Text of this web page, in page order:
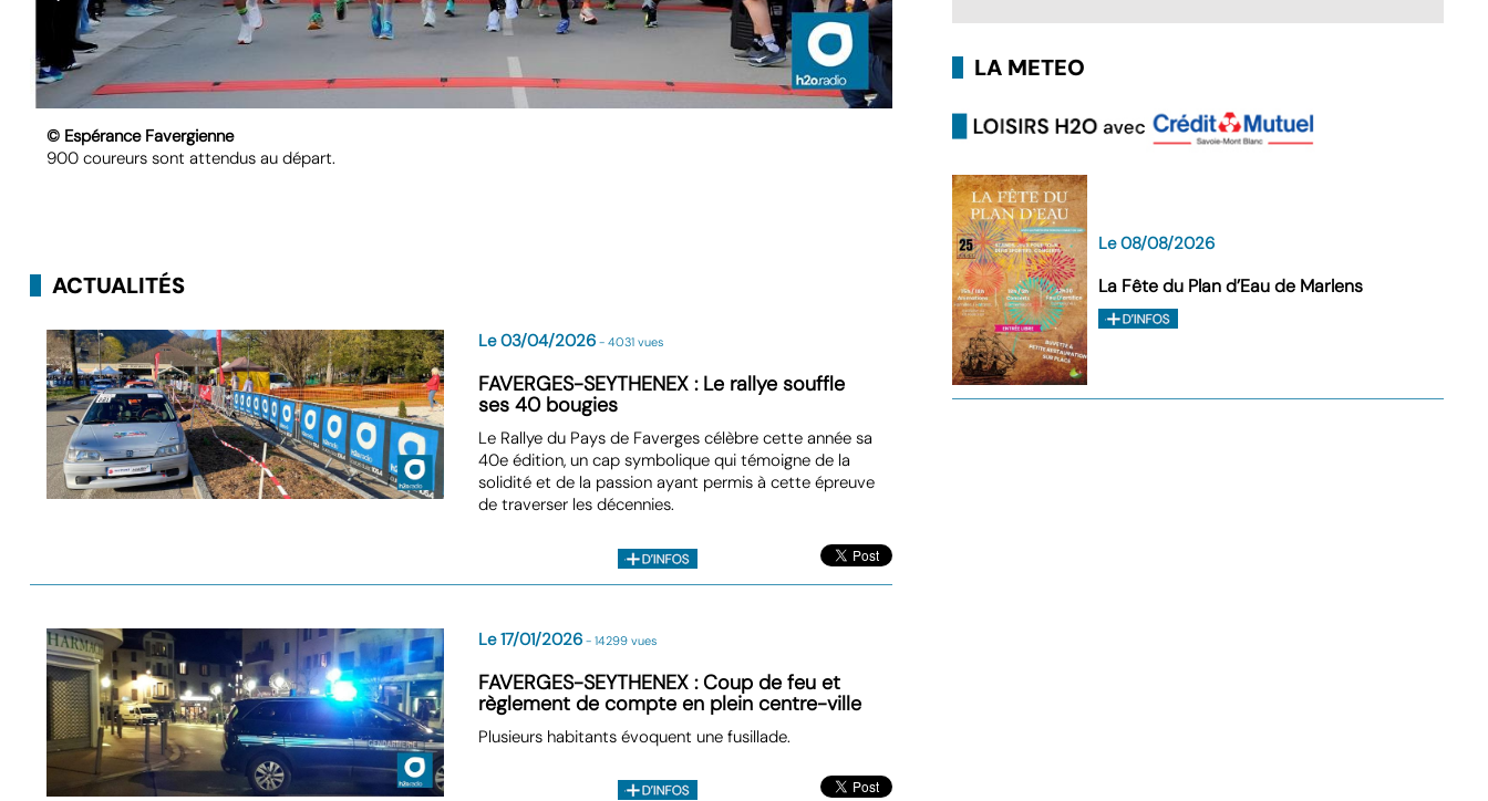
© Espérance Favergienne
900 coureurs sont attendus au départ.
© Département de la Haute-Savoie
La RD 909 A a déjà fait l'objet de travaux de protection l'hiver dernier.
ACTUALITÉS
Le 03/04/2026 - 4031 vues
FAVERGES-SEYTHENEX : Le rallye souffle
ses 40 bougies
Le Rallye du Pays de Faverges célèbre cette année sa
40e édition, un cap symbolique qui témoigne de la
solidité et de la passion ayant permis à cette épreuve
de traverser les décennies.
Le 17/01/2026 - 14299 vues
FAVERGES-SEYTHENEX : Coup de feu et
règlement de compte en plein centre-ville
Plusieurs habitants évoquent une fusillade.
LA METEO
Le 08/08/2026
La Fête du Plan d’Eau de Marlens